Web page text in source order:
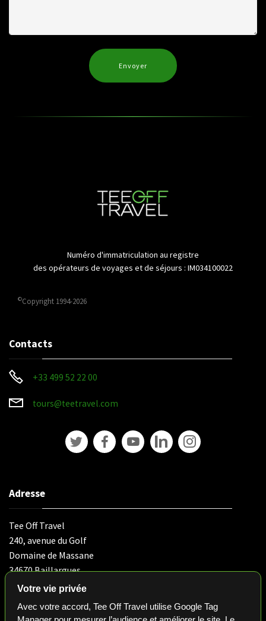
Envoyer
Numéro d'immatriculation au registre
des opérateurs de voyages et de séjours : IM034100022
©Copyright 1994-2026
Contacts
+33 499 52 22 00
tours@teetravel.com
Adresse
Tee Off Travel
240, avenue du Golf
Domaine de Massane
34670 Baillargues
France
Votre vie privée
Avec votre accord, Tee Off Travel utilise Google Tag